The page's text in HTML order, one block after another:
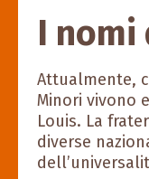
I nomi
Attualmente,
Minori vivono
Louis. La
diverse